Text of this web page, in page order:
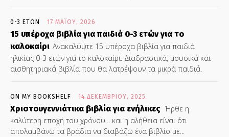
0-3 ΕΤΏΝ 17 ΜΑΪ́ΟΥ, 2026
15 υπέροχα βιβλία για παιδιά 0-3 ετών για το
καλοκαίρι Ανακαλύψτε 15 υπέροχα βιβλία για παιδιά
ηλικίας 0-3 ετών για το καλοκαίρι. Διαδραστικά, μουσικά και
αισθητηριακά βιβλία που θα λατρέψουν τα μικρά παιδιά.
ON MY BOOKSHELF 14 ΔΕΚΕΜΒΡΊΟΥ, 2025
Χριστουγεννιάτικα βιβλία για ενήλικες Ήρθε η
καλύτερη εποχή του χρόνου... και η αλήθεια είναι ότι
απολαμβάνω τα βράδια να διαβάζω ένα βιβλίο με...